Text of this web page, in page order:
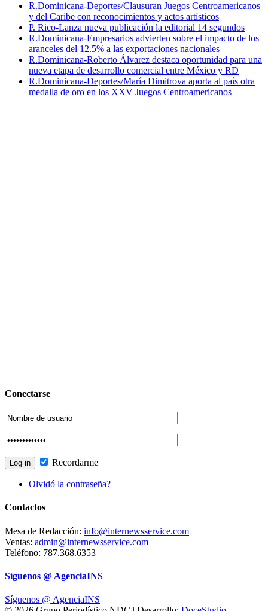
R.Dominicana-Deportes/Clausuran Juegos Centroamericanos
y del Caribe con reconocimientos y actos artísticos
P. Rico-Lanza nueva publicación la editorial 14 segundos
R.Dominicana-Empresarios advierten sobre el impacto de los
aranceles del 12.5% a las exportaciones nacionales
R.Dominicana-Roberto Álvarez destaca oportunidad para una
nueva etapa de desarrollo comercial entre México y RD
R.Dominicana-Deportes/María Dimitrova aporta al país otra
medalla de oro en los XXV Juegos Centroamericanos
Conectarse
Recordarme
Olvidó la contraseña?
Contactos
Mesa de Redacción: info@internewsservice.com
Ventas: admin@internewsservice.com
Teléfono: 787.368.6353
Síguenos @ AgenciaINS
Síguenos @ AgenciaINS